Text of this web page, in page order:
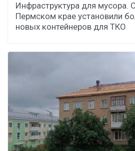
Инфраструктура для мусора.
Пермском крае установили
новых контейнеров для ТКО